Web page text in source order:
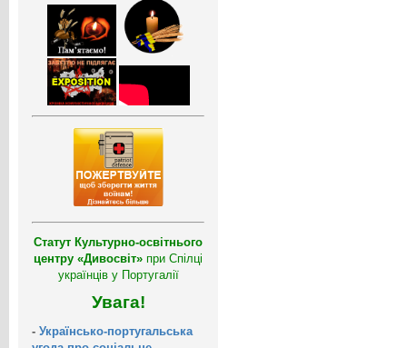
Статут Культурно-освітнього
центру «Дивосвіт» при Спілці
українців у Португалії
Увага!
- Українсько-португальська